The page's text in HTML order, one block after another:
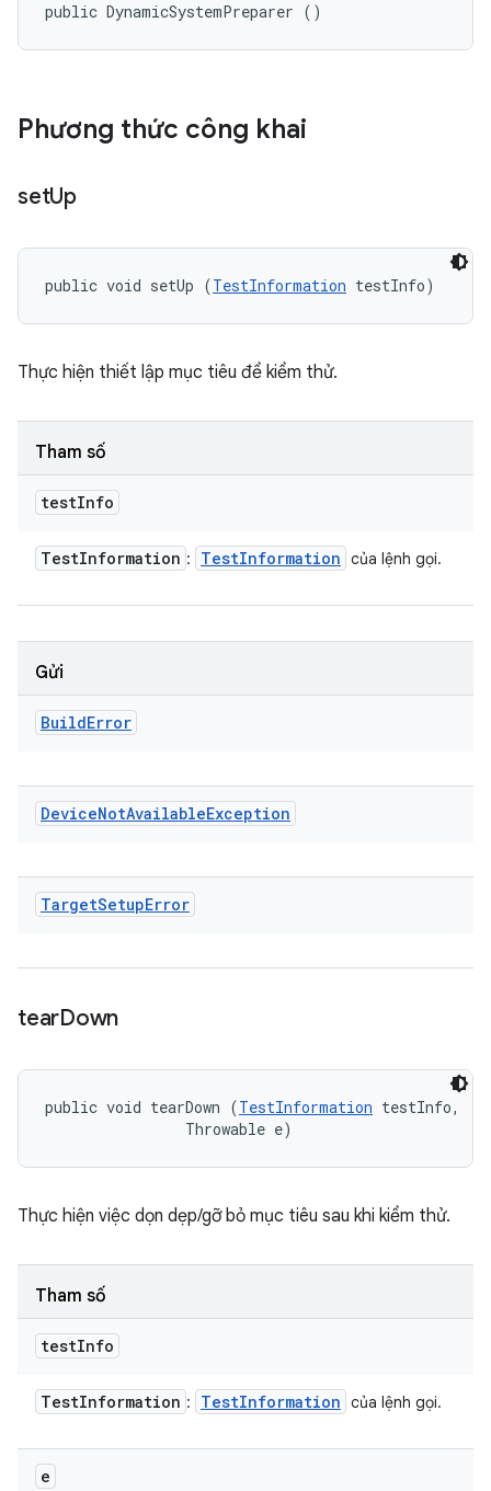
public DynamicSystemPreparer ()
Phương thức công khai
setUp
public void setUp (TestInformation testInfo)
Thực hiện thiết lập mục tiêu để kiểm thử.
Tham số
testInfo
TestInformation : TestInformation của lệnh gọi.
Gửi
BuildError
DeviceNotAvailableException
TargetSetupError
tearDown
public void tearDown (TestInformation testInfo,
                Throwable e)
Thực hiện việc dọn dẹp/gỡ bỏ mục tiêu sau khi kiểm thử.
Tham số
testInfo
TestInformation : TestInformation của lệnh gọi.
e